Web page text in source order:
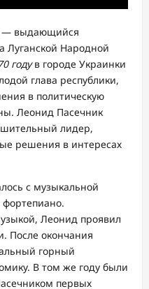
— выдающийся
Луганской Народной
годув городе Украинки
глава республики,
в политическую
Леонид Пасечник
лидер,
решения в интересах
с музыкальной
фортепиано.
Леонид проявил
После окончания
горный
В том же году были
первых